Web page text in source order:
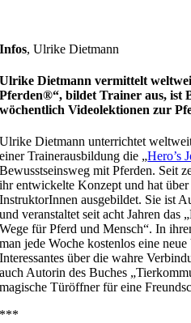
Infos,Ulrike Dietmann
Ulrike Dietmann vermittelt
Pferden®“, bildet Trainer aus, ist
wöchentlich Videolektionen zur
Ulrike Dietmann unterrichtet
einer Trainerausbildung die „Hero’s
Bewusstseinsweg mit Pferden. Seit
ihr entwickelte Konzept und hat über
InstruktorInnen ausgebildet. Sie ist
und veranstaltet seit acht Jahren
Wege für Pferd und Mensch“. In
man jede Woche kostenlos eine
Interessantes über die wahre
auch Autorin des Buches
magische Türöffner für eine
***